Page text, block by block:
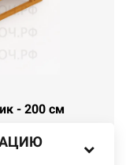
- 200 см